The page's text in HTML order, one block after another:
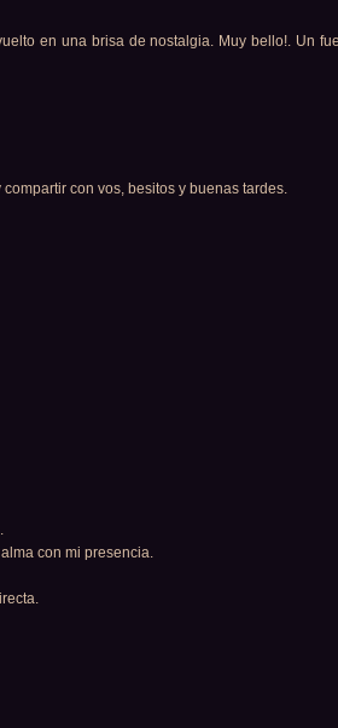
en una brisa de nostalgia. Muy bello!. Un
con vos, besitos y buenas tardes.
con mi presencia.